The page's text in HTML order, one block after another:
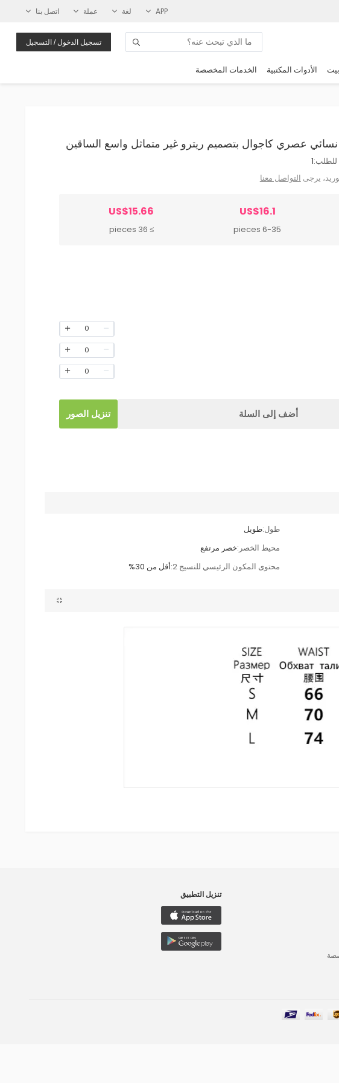
APP لغة عملة اتصل بنا
تسجيل الدخول / التسجيل
بيت الأدوات المكتبية الخدمات المخصصة
للطلب:1
يرجى التواصل معنا
US$16.1
6-35 pieces
US$15.66
≥ 36 pieces
0
0
0
أضف إلى السلة تنزيل الصور
طول:طويل
محيط الخصر:خصر مرتفع
محتوى المكون الرئيسي للنسيج 2: أقل من 30%
تنزيل التطبيق